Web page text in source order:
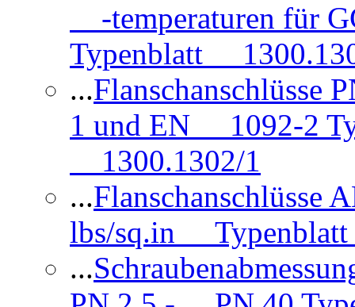
-temperaturen für
Typenblatt
...
1 und EN 1092-2
1300.1302/1
...
lbs/sq.in Typenblatt
...